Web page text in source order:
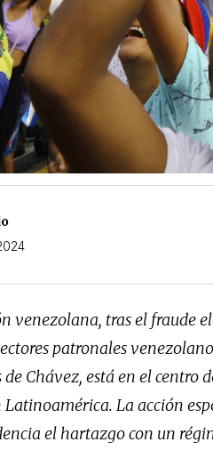
venezolana, tras el fraude
patronales
de Chávez, está en el centro
La acción
el hartazgo con un